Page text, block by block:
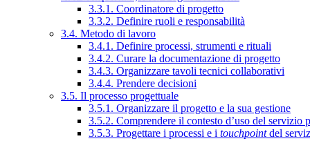
3.3.1. Coordinatore di progetto
3.3.2. Definire ruoli e responsabilità
3.4. Metodo di lavoro
3.4.1. Definire processi, strumenti e rituali
3.4.2. Curare la documentazione di progetto
3.4.3. Organizzare tavoli tecnici collaborativi
3.4.4. Prendere decisioni
3.5. Il processo progettuale
3.5.1. Organizzare il progetto e la sua gestione
3.5.2. Comprendere il contesto d’uso del servizio
3.5.3. Progettare i processi e i touchpointdel